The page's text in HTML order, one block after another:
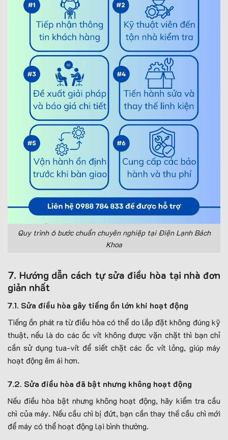
Quy trình 6 bước chuẩn chuyên nghiệp tại Điện Lạnh Bách
Khoa
7. Hướng dẫn cách tự sửa điều hòa tại nhà đơn
giản nhất
7.1. Sửa điều hòa gây tiếng ồn lớn khi hoạt động
Tiếng ồn phát ra từ điều hòa có thể do lắp đặt không đúng kỹ
thuật, nếu là do các ốc vít không được vặn chặt thì bạn chỉ
cần sử dụng tua-vít để siết chặt các ốc vít lỏng, giúp máy
hoạt động êm ái hơn.
7.2. Sửa điều hòa đã bật nhưng không hoạt động
Nếu điều hòa bật nhưng không hoạt động, hãy kiểm tra cầu
chì của máy. Nếu cầu chì bị đứt, bạn cần thay thế cầu chì mới
để máy có thể hoạt động lại bình thường.